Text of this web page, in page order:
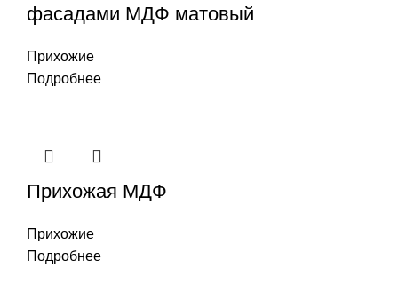
фасадами МДФ матовый
Прихожие
Подробнее
Прихожая МДФ
Прихожие
Подробнее